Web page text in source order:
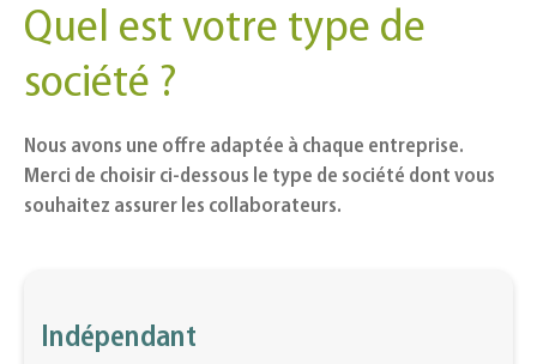
Quel est votre type de
société ?
Nous avons une offre adaptée à chaque entreprise.
Merci de choisir ci-dessous le type de société dont vous
souhaitez assurer les collaborateurs.
Indépendant